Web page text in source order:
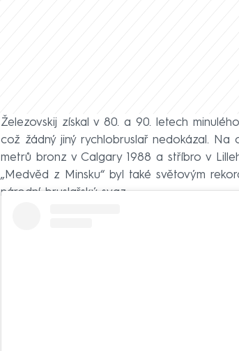
Železovskij získal v 80. a 90. letech
což žádný jiný rychlobruslař nedokázal. Na
metrů bronz v Calgary 1988 a stříbro v
„Medvěd z Minsku“ byl také světovým
národní bruslařský svaz.